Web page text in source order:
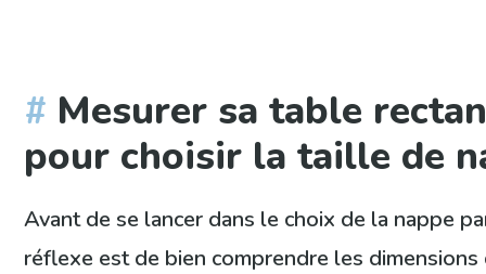
Mesurer sa table
pour choisir la taille de
Avant de se lancer dans le choix de la nappe
réflexe est de bien comprendre les